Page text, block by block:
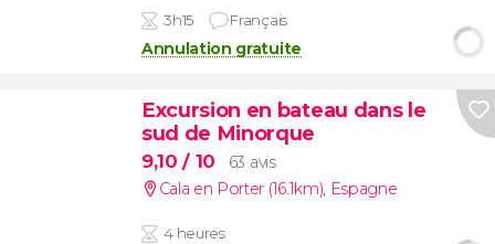
3h15 Français
Annulation gratuite
Excursion en bateau dans le
sud de Minorque
9,10/ 10
63 avis
Cala en Porter (16.1km), Espagne
4 heures